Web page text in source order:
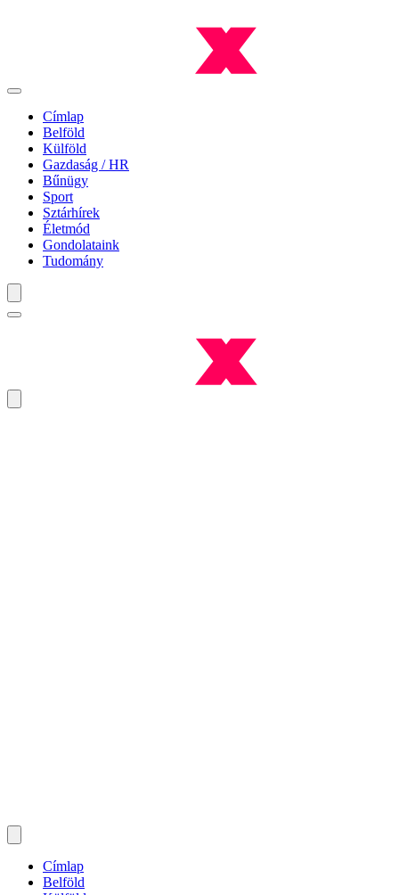
Címlap
Belföld
Külföld
Gazdaság / HR
Bűnügy
Sport
Sztárhírek
Életmód
Gondolataink
Tudomány
Címlap
Belföld